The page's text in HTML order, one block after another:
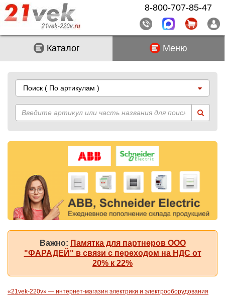
Каталог Меню
Поиск ( По артикулам )
Важно: Памятка для партнеров ООО
"ФАРАДЕЙ" в связи с переходом на НДС от
20% к 22%
«21vek-220v» — интернет-магазин электрики и электрооборудования
8-800-707-85-47